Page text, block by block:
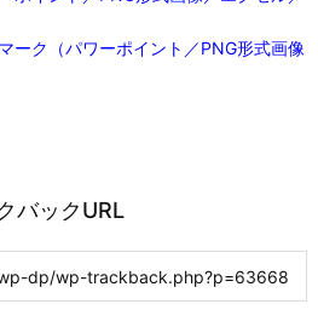
ーク（パワーポイント／PNG形式画像
バックURL